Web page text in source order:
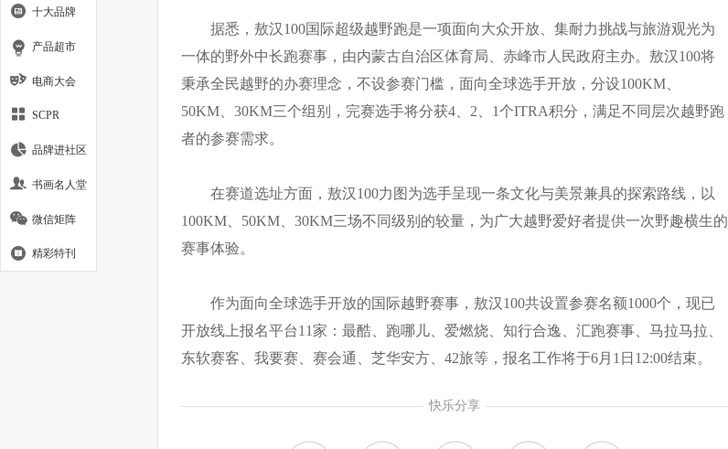
据悉，敖汉100国际超级越野跑是一项面向大众开放、集耐力挑战与旅游观光为
一体的野外中长跑赛事，由内蒙古自治区体育局、赤峰市人民政府主办。敖汉100将
秉承全民越野的办赛理念，不设参赛门槛，面向全球选手开放，分设100KM、
50KM、30KM三个组别，完赛选手将分获4、2、1个ITRA积分，满足不同层次越野跑
者的参赛需求。
在赛道选址方面，敖汉100力图为选手呈现一条文化与美景兼具的探索路线，以
100KM、50KM、30KM三场不同级别的较量，为广大越野爱好者提供一次野趣横生的
赛事体验。
作为面向全球选手开放的国际越野赛事，敖汉100共设置参赛名额1000个，现已
开放线上报名平台11家：最酷、跑哪儿、爱燃烧、知行合逸、汇跑赛事、马拉马拉、
东软赛客、我要赛、赛会通、芝华安方、42旅等，报名工作将于6月1日12:00结束。
快乐分享
十大品牌
产品超市
电商大会
SCPR
品牌进社区
书画名人堂
微信矩阵
精彩特刊